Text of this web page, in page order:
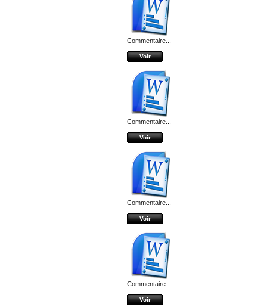
Commentaire...
Voir
Commentaire...
Voir
Commentaire...
Voir
Commentaire...
Voir